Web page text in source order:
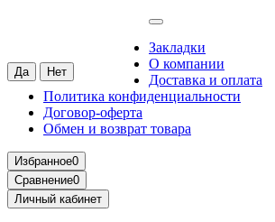
Закладки
О компании
Доставка и оплата
Политика конфиденциальности
Договор-оферта
Обмен и возврат товара
Избранное0
Сравнение0
Личный кабинет